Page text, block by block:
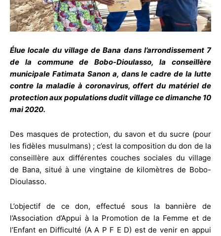
Élue locale du village de Bana dans l’arrondissement 7
de la commune de Bobo-Dioulasso, la conseillère
municipale Fatimata Sanon a, dans le cadre de la lutte
contre la maladie à coronavirus, offert du matériel de
protection aux populations dudit village ce dimanche 10
mai 2020.
Des masques de protection, du savon et du sucre (pour
les fidèles musulmans) ; c’est la composition du don de la
conseillère aux différentes couches sociales du village
de Bana, situé à une vingtaine de kilomètres de Bobo-
Dioulasso.
L’objectif de ce don, effectué sous la bannière de
l’Association d’Appui à la Promotion de la Femme et de
l’Enfant en Difficulté (A A P F E D) est de venir en appui